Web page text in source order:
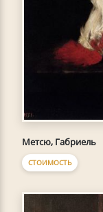
Метсю, Габриель
СТОИМОСТЬ